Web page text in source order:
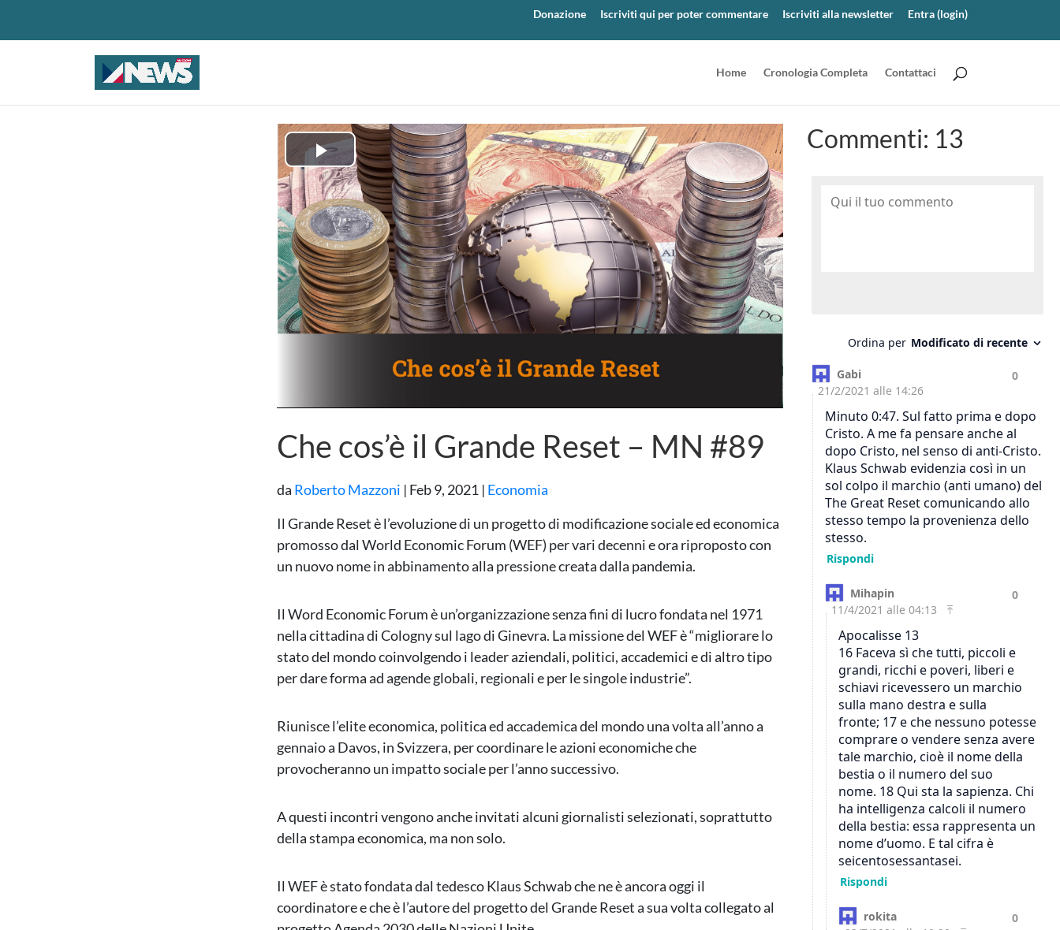
Donazione Iscriviti qui per poter commentare Iscriviti alla newsletter Entra (login)
Home Cronologia Completa Contattaci
Play
Video
Che cos’è il Grande Reset – MN #89
da Roberto Mazzoni | Feb 9, 2021 | Economia
Il Grande Reset è l’evoluzione di un progetto di modificazione sociale ed economica
promosso dal World Economic Forum (WEF) per vari decenni e ora riproposto con
un nuovo nome in abbinamento alla pressione creata dalla pandemia.
Il Word Economic Forum è un’organizzazione senza fini di lucro fondata nel 1971
nella cittadina di Cologny sul lago di Ginevra. La missione del WEF è “migliorare lo
stato del mondo coinvolgendo i leader aziendali, politici, accademici e di altro tipo
per dare forma ad agende globali, regionali e per le singole industrie”.
Riunisce l’elite economica, politica ed accademica del mondo una volta all’anno a
gennaio a Davos, in Svizzera, per coordinare le azioni economiche che
provocheranno un impatto sociale per l’anno successivo.
A questi incontri vengono anche invitati alcuni giornalisti selezionati, soprattutto
della stampa economica, ma non solo.
Il WEF è stato fondata dal tedesco Klaus Schwab che ne è ancora oggi il
coordinatore e che è l’autore del progetto del Grande Reset a sua volta collegato al
Commenti: 13